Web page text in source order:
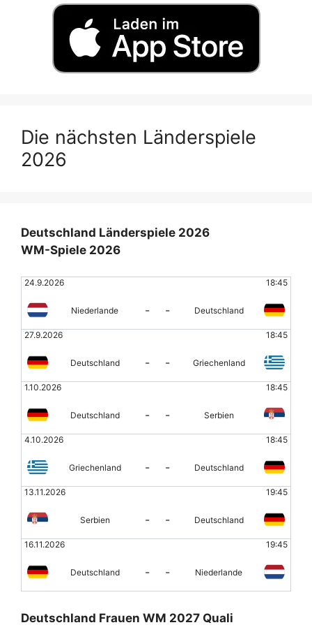
Die nächsten Länderspiele
2026
Deutschland Länderspiele 2026
WM-Spiele 2026
24.9.2026 18:45
Niederlande - - Deutschland
27.9.2026 18:45
Deutschland - - Griechenland
1.10.2026 18:45
Deutschland - - Serbien
4.10.2026 18:45
Griechenland - - Deutschland
13.11.2026 19:45
Serbien - - Deutschland
16.11.2026 19:45
Deutschland - - Niederlande
Deutschland Frauen WM 2027 Quali